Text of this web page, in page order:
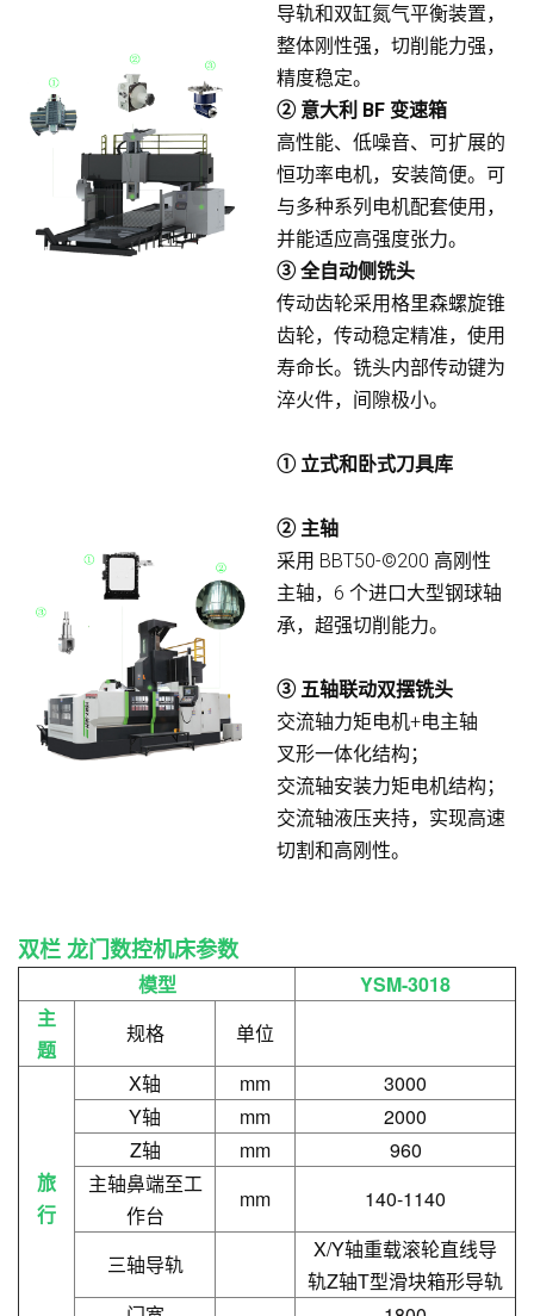
导轨和双缸氮气平衡装置，
整体刚性强，切削能力强，
精度稳定。
② 意大利 BF 变速箱
高性能、低噪音、可扩展的
恒功率电机，安装简便。可
与多种系列电机配套使用，
并能适应高强度张力。
③ 全自动侧铣头
传动齿轮采用格里森螺旋锥
齿轮，传动稳定精准，使用
寿命长。铣头内部传动键为
淬火件，间隙极小。
① 立式和卧式刀具库
② 主轴
采用 BBT50-©200 高刚性
主轴，6 个进口大型钢球轴
承，超强切削能力。
③ 五轴联动双摆铣头
交流轴力矩电机+电主轴
叉形一体化结构；
交流轴安装力矩电机结构；
交流轴液压夹持，实现高速
切割和高刚性。
双栏龙门数控机床参数
模型
YSM-3018
主
题
规格 单位
旅
行
X轴 mm
3000
Y轴
mm
2000
Z轴
mm
960
主轴鼻端至工
作台
mm 140-1140
三轴导轨
X/Y轴重载滚轮直线导
轨Z轴T型滑块箱形导轨